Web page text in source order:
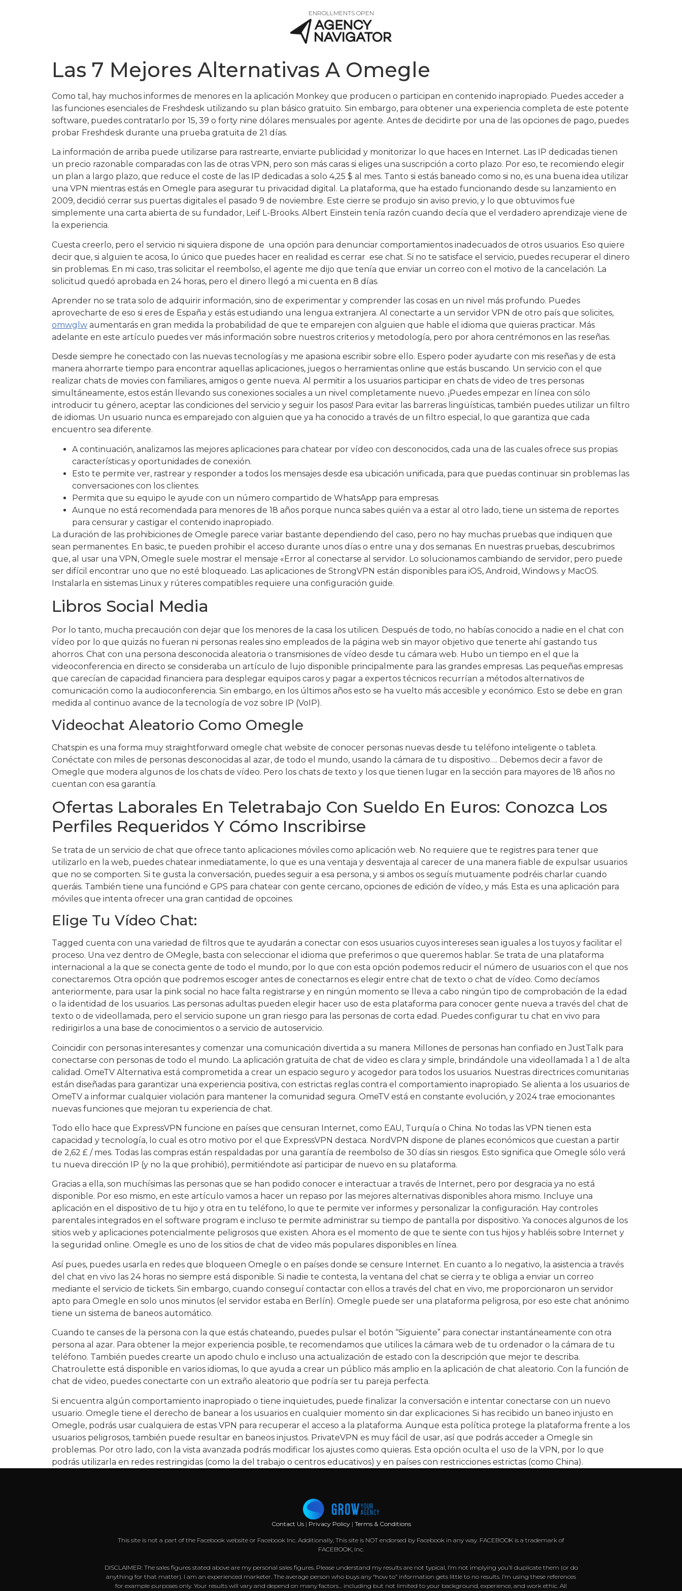
ENROLLMENTS OPEN
Las 7 Mejores Alternativas A Omegle
Como tal, hay muchos informes de menores en la aplicación Monkey que producen o participan en contenido inapropiado. Puedes acceder a
las funciones esenciales de Freshdesk utilizando su plan básico gratuito. Sin embargo, para obtener una experiencia completa de este potente
software, puedes contratarlo por 15, 39 o forty nine dólares mensuales por agente. Antes de decidirte por una de las opciones de pago, puedes
probar Freshdesk durante una prueba gratuita de 21 días.
La información de arriba puede utilizarse para rastrearte, enviarte publicidad y monitorizar lo que haces en Internet. Las IP dedicadas tienen
un precio razonable comparadas con las de otras VPN, pero son más caras si eliges una suscripción a corto plazo. Por eso, te recomiendo elegir
un plan a largo plazo, que reduce el coste de las IP dedicadas a solo 4,25 $ al mes. Tanto si estás baneado como si no, es una buena idea utilizar
una VPN mientras estás en Omegle para asegurar tu privacidad digital. La plataforma, que ha estado funcionando desde su lanzamiento en
2009, decidió cerrar sus puertas digitales el pasado 9 de noviembre. Este cierre se produjo sin aviso previo, y lo que obtuvimos fue
simplemente una carta abierta de su fundador, Leif L-Brooks. Albert Einstein tenía razón cuando decía que el verdadero aprendizaje viene de
la experiencia.
Cuesta creerlo, pero el servicio ni siquiera dispone de una opción para denunciar comportamientos inadecuados de otros usuarios. Eso quiere
decir que, si alguien te acosa, lo único que puedes hacer en realidad es cerrar ese chat. Si no te satisface el servicio, puedes recuperar el dinero
sin problemas. En mi caso, tras solicitar el reembolso, el agente me dijo que tenía que enviar un correo con el motivo de la cancelación. La
solicitud quedó aprobada en 24 horas, pero el dinero llegó a mi cuenta en 8 días.
Aprender no se trata solo de adquirir información, sino de experimentar y comprender las cosas en un nivel más profundo. Puedes
aprovecharte de eso si eres de España y estás estudiando una lengua extranjera. Al conectarte a un servidor VPN de otro país que solicites,
omwglw aumentarás en gran medida la probabilidad de que te emparejen con alguien que hable el idioma que quieras practicar. Más
adelante en este artículo puedes ver más información sobre nuestros criterios y metodología, pero por ahora centrémonos en las reseñas.
Desde siempre he conectado con las nuevas tecnologías y me apasiona escribir sobre ello. Espero poder ayudarte con mis reseñas y de esta
manera ahorrarte tiempo para encontrar aquellas aplicaciones, juegos o herramientas online que estás buscando. Un servicio con el que
realizar chats de movies con familiares, amigos o gente nueva. Al permitir a los usuarios participar en chats de video de tres personas
simultáneamente, estos están llevando sus conexiones sociales a un nivel completamente nuevo. ¡Puedes empezar en línea con sólo
introducir tu género, aceptar las condiciones del servicio y seguir los pasos! Para evitar las barreras lingüísticas, también puedes utilizar un filtro
de idiomas. Un usuario nunca es emparejado con alguien que ya ha conocido a través de un filtro especial, lo que garantiza que cada
encuentro sea diferente.
A continuación, analizamos las mejores aplicaciones para chatear por vídeo con desconocidos, cada una de las cuales ofrece sus propias
características y oportunidades de conexión.
Esto te permite ver, rastrear y responder a todos los mensajes desde esa ubicación unificada, para que puedas continuar sin problemas las
conversaciones con los clientes.
Permita que su equipo le ayude con un número compartido de WhatsApp para empresas.
Aunque no está recomendada para menores de 18 años porque nunca sabes quién va a estar al otro lado, tiene un sistema de reportes
para censurar y castigar el contenido inapropiado.
La duración de las prohibiciones de Omegle parece variar bastante dependiendo del caso, pero no hay muchas pruebas que indiquen que
sean permanentes. En basic, te pueden prohibir el acceso durante unos días o entre una y dos semanas. En nuestras pruebas, descubrimos
que, al usar una VPN, Omegle suele mostrar el mensaje «Error al conectarse al servidor. Lo solucionamos cambiando de servidor, pero puede
ser difícil encontrar uno que no esté bloqueado. Las aplicaciones de StrongVPN están disponibles para iOS, Android, Windows y MacOS.
Instalarla en sistemas Linux y rúteres compatibles requiere una configuración guide.
Libros Social Media
Por lo tanto, mucha precaución con dejar que los menores de la casa los utilicen. Después de todo, no habías conocido a nadie en el chat con
vídeo por lo que quizás no fueran ni personas reales sino empleados de la página web sin mayor objetivo que tenerte ahí gastando tus
ahorros. Chat con una persona desconocida aleatoria o transmisiones de vídeo desde tu cámara web. Hubo un tiempo en el que la
videoconferencia en directo se consideraba un artículo de lujo disponible principalmente para las grandes empresas. Las pequeñas empresas
que carecían de capacidad financiera para desplegar equipos caros y pagar a expertos técnicos recurrían a métodos alternativos de
comunicación como la audioconferencia. Sin embargo, en los últimos años esto se ha vuelto más accesible y económico. Esto se debe en gran
medida al continuo avance de la tecnología de voz sobre IP (VoIP).
Videochat Aleatorio Como Omegle
Chatspin es una forma muy straightforward omegle chat website de conocer personas nuevas desde tu teléfono inteligente o tableta.
Conéctate con miles de personas desconocidas al azar, de todo el mundo, usando la cámara de tu dispositivo…. Debemos decir a favor de
Omegle que modera algunos de los chats de vídeo. Pero los chats de texto y los que tienen lugar en la sección para mayores de 18 años no
cuentan con esa garantía.
Ofertas Laborales En Teletrabajo Con Sueldo En Euros: Conozca Los
Perfiles Requeridos Y Cómo Inscribirse
Se trata de un servicio de chat que ofrece tanto aplicaciones móviles como aplicación web. No requiere que te registres para tener que
utilizarlo en la web, puedes chatear inmediatamente, lo que es una ventaja y desventaja al carecer de una manera fiable de expulsar usuarios
que no se comporten. Si te gusta la conversación, puedes seguir a esa persona, y si ambos os seguís mutuamente podréis charlar cuando
queráis. También tiene una funciónd e GPS para chatear con gente cercano, opciones de edición de vídeo, y más. Esta es una aplicación para
móviles que intenta ofrecer una gran cantidad de opcoines.
Elige Tu Vídeo Chat:
Tagged cuenta con una variedad de filtros que te ayudarán a conectar con esos usuarios cuyos intereses sean iguales a los tuyos y facilitar el
proceso. Una vez dentro de OMegle, basta con seleccionar el idioma que preferimos o que queremos hablar. Se trata de una plataforma
internacional a la que se conecta gente de todo el mundo, por lo que con esta opción podemos reducir el número de usuarios con el que nos
conectaremos. Otra opción que podremos escoger antes de conectarnos es elegir entre chat de texto o chat de vídeo. Como decíamos
anteriormente, para usar la pink social no hace falta registrarse y en ningún momento se lleva a cabo ningún tipo de comprobación de la edad
o la identidad de los usuarios. Las personas adultas pueden elegir hacer uso de esta plataforma para conocer gente nueva a través del chat de
texto o de videollamada, pero el servicio supone un gran riesgo para las personas de corta edad. Puedes configurar tu chat en vivo para
redirigirlos a una base de conocimientos o a servicio de autoservicio.
Coincidir con personas interesantes y comenzar una comunicación divertida a su manera. Millones de personas han confiado en JustTalk para
conectarse con personas de todo el mundo. La aplicación gratuita de chat de video es clara y simple, brindándole una videollamada 1 a 1 de alta
calidad. OmeTV Alternativa está comprometida a crear un espacio seguro y acogedor para todos los usuarios. Nuestras directrices comunitarias
están diseñadas para garantizar una experiencia positiva, con estrictas reglas contra el comportamiento inapropiado. Se alienta a los usuarios de
OmeTV a informar cualquier violación para mantener la comunidad segura. OmeTV está en constante evolución, y 2024 trae emocionantes
nuevas funciones que mejoran tu experiencia de chat.
Todo ello hace que ExpressVPN funcione en países que censuran Internet, como EAU, Turquía o China. No todas las VPN tienen esta
capacidad y tecnología, lo cual es otro motivo por el que ExpressVPN destaca. NordVPN dispone de planes económicos que cuestan a partir
de 2,62 £ / mes. Todas las compras están respaldadas por una garantía de reembolso de 30 días sin riesgos. Esto significa que Omegle sólo verá
tu nueva dirección IP (y no la que prohibió), permitiéndote así participar de nuevo en su plataforma.
Gracias a ella, son muchísimas las personas que se han podido conocer e interactuar a través de Internet, pero por desgracia ya no está
disponible. Por eso mismo, en este artículo vamos a hacer un repaso por las mejores alternativas disponibles ahora mismo. Incluye una
aplicación en el dispositivo de tu hijo y otra en tu teléfono, lo que te permite ver informes y personalizar la configuración. Hay controles
parentales integrados en el software program e incluso te permite administrar su tiempo de pantalla por dispositivo. Ya conoces algunos de los
sitios web y aplicaciones potencialmente peligrosos que existen. Ahora es el momento de que te siente con tus hijos y habléis sobre Internet y
la seguridad online. Omegle es uno de los sitios de chat de video más populares disponibles en línea.
Así pues, puedes usarla en redes que bloqueen Omegle o en países donde se censure Internet. En cuanto a lo negativo, la asistencia a través
del chat en vivo las 24 horas no siempre está disponible. Si nadie te contesta, la ventana del chat se cierra y te obliga a enviar un correo
mediante el servicio de tickets. Sin embargo, cuando conseguí contactar con ellos a través del chat en vivo, me proporcionaron un servidor
apto para Omegle en solo unos minutos (el servidor estaba en Berlín). Omegle puede ser una plataforma peligrosa, por eso este chat anónimo
tiene un sistema de baneos automático.
Cuando te canses de la persona con la que estás chateando, puedes pulsar el botón “Siguiente” para conectar instantáneamente con otra
persona al azar. Para obtener la mejor experiencia posible, te recomendamos que utilices la cámara web de tu ordenador o la cámara de tu
teléfono. También puedes crearte un apodo chulo e incluso una actualización de estado con la descripción que mejor te describa.
Chatroulette está disponible en varios idiomas, lo que ayuda a crear un público más amplio en la aplicación de chat aleatorio. Con la función de
chat de video, puedes conectarte con un extraño aleatorio que podría ser tu pareja perfecta.
Si encuentra algún comportamiento inapropiado o tiene inquietudes, puede finalizar la conversación e intentar conectarse con un nuevo
usuario. Omegle tiene el derecho de banear a los usuarios en cualquier momento sin dar explicaciones. Si has recibido un baneo injusto en
Omegle, podrás usar cualquiera de estas VPN para recuperar el acceso a la plataforma. Aunque esta política protege la plataforma frente a los
usuarios peligrosos, también puede resultar en baneos injustos. PrivateVPN es muy fácil de usar, así que podrás acceder a Omegle sin
problemas. Por otro lado, con la vista avanzada podrás modificar los ajustes como quieras. Esta opción oculta el uso de la VPN, por lo que
podrás utilizarla en redes restringidas (como la del trabajo o centros educativos) y en países con restricciones estrictas (como China).
Contact Us | Privacy Policy| Terms & Conditions
This site is not a part of the Facebook website or Facebook Inc. Additionally, This site is NOT endorsed by Facebook in any way. FACEBOOK is a trademark of
FACEBOOK, Inc.
DISCLAIMER: The sales figures stated above are my personal sales figures. Please understand my results are not typical, I’m not implying you’ll duplicate them (or do
anything for that matter). I am an experienced marketer. The average person who buys any “how to” information gets little to no results. I’m using these references
for example purposes only. Your results will vary and depend on many factors… including but not limited to your background, experience, and work ethic. All